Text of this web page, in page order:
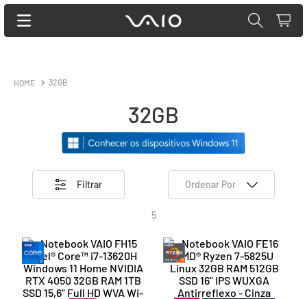
32GB
32GB
Filtrar Ordenar Por
5